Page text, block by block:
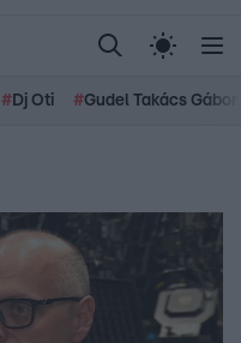
# Dj Oti #Gudel Takács Gábor